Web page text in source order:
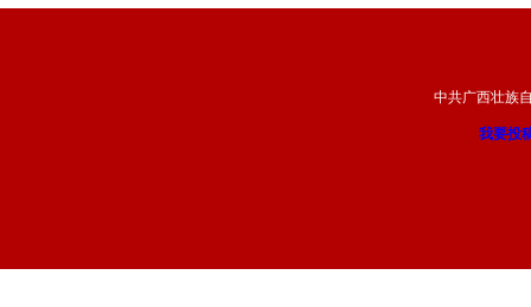
中共广西壮族
我要投